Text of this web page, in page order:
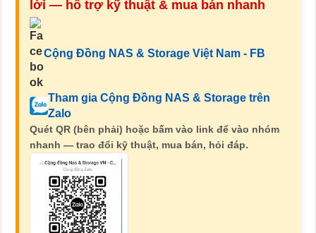
lời — hỗ trợ kỹ thuật & mua bán nhanh
Cộng Đồng NAS & Storage Việt Nam - FB
Tham gia Cộng Đồng NAS & Storage trên
Zalo
Quét QR (bên phải) hoặc bấm vào link để vào nhóm
nhanh — trao đổi kỹ thuật, mua bán, hỏi đáp.